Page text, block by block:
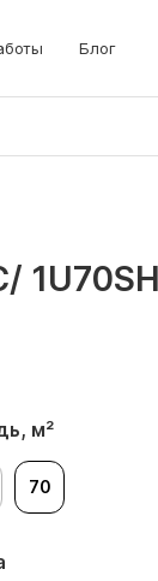
Блог
м²
70